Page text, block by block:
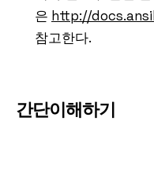
은 http://
참고한다.
간단이해하기